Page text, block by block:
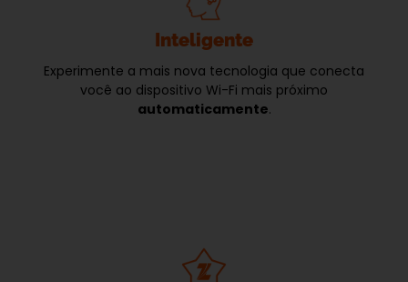
Inteligente
Experimente a mais nova tecnologia que conecta
você ao dispositivo Wi-Fi mais próximo
automaticamente.